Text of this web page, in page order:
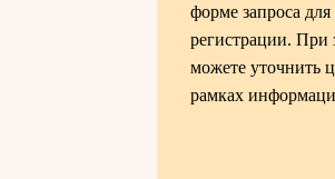
форме запроса для
регистрации. При
можете уточнить
рамках